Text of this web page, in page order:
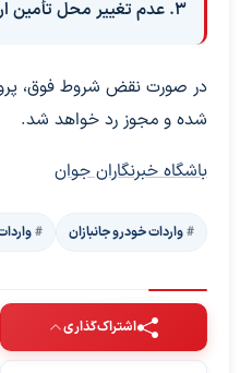
۳. عدم تغییر محل تأمین ارز و نوع ارز دریافتی
در صورت نقض شروط فوق،
شده و مجوز رد خواهد شد.
باشگاه خبرنگاران جوان
واردات خودرو جانبازان
اشتراک‌گذاری